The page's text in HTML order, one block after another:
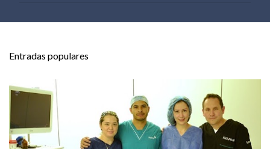
s
Entradas populares